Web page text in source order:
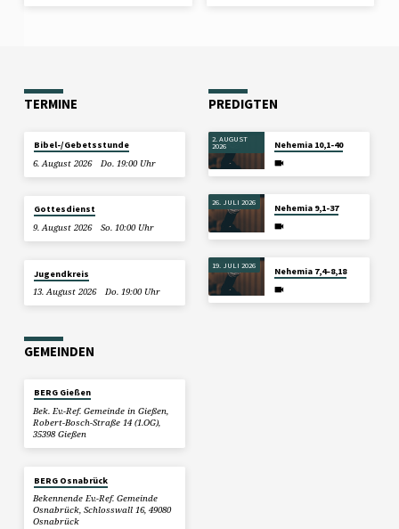
TERMINE
Bibel-/Gebetsstunde
6. August 2026
Do. 19:00 Uhr
Gottesdienst
9. August 2026
So. 10:00 Uhr
Jugendkreis
13. August 2026
Do. 19:00 Uhr
PREDIGTEN
2. AUGUST
2026 Nehemia 10,1-40
26. JULI 2026
Nehemia 9,1-37
19. JULI 2026
Nehemia 7,4–8,18
GEMEINDEN
BERG Gießen
Bek. Ev.-Ref. Gemeinde in Gießen,
Robert-Bosch-Straße 14 (1.OG),
35398 Gießen
BERG Osnabrück
Bekennende Ev.-Ref. Gemeinde
Osnabrück, Schlosswall 16, 49080
Osnabrück